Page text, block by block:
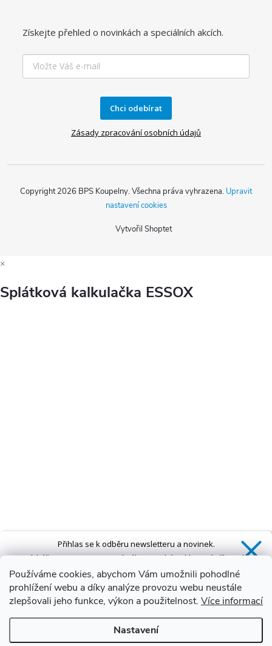
Používáme cookies, abychom Vám umožnili pohodlné
prohlížení webu a díky analýze provozu webu neustále
zlepšovali jeho funkce, výkon a použitelnost. Více informací
Nastavení
Získejte přehled o novinkách a speciálních akcích.
Chci odebírat
Zásady zpracování osobních údajů
Vytvořil Shoptet
Copyright 2026 BPS Koupelny. Všechna práva vyhrazena. Upravit
nastavení cookies
×
Splátková kalkulačka ESSOX
Přihlas se k odběru newsletteru a novinek.
ZískášSLEVU 5 %na první nákup a také exkluzivní přístup k
novinkám, slevám a dalším speciálním nabídkám.*
Ano, chci se přihlásit